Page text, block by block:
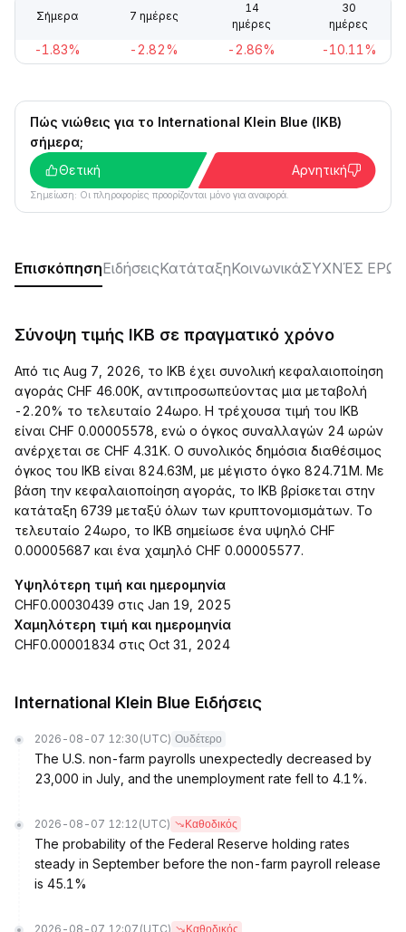
Σήμερα 7 ημέρες
14
ημέρες
30
ημέρες
-1.83% -2.82% -2.86% -10.11%
Πώς νιώθεις για το International Klein Blue (IKB)
σήμερα;
Θετική
Αρνητική
Σημείωση: Οι πληροφορίες προορίζονται μόνο για αναφορά.
ΕπισκόπησηΕιδήσειςΚατάταξηΚοινωνικάΣΥΧΝΈΣ
Σύνοψη τιμής IKB σε πραγματικό χρόνο
Από τις Aug 7, 2026, το IKB έχει συνολική κεφαλαιοποίηση
αγοράς CHF 46.00K, αντιπροσωπεύοντας μια μεταβολή
-2.20% το τελευταίο 24ωρο. Η τρέχουσα τιμή του IKB
είναι CHF 0.00005578, ενώ ο όγκος συναλλαγών 24 ωρών
ανέρχεται σε CHF 4.31K. Ο συνολικός δημόσια διαθέσιμος
όγκος του IKB είναι 824.63M, με μέγιστο όγκο 824.71M. Με
βάση την κεφαλαιοποίηση αγοράς, το IKB βρίσκεται στην
κατάταξη 6739 μεταξύ όλων των κρυπτονομισμάτων. Το
τελευταίο 24ωρο, το IKB σημείωσε ένα υψηλό CHF
0.00005687 και ένα χαμηλό CHF 0.00005577.
Υψηλότερη τιμή και ημερομηνία
CHF0.00030439 στις Jan 19, 2025
Χαμηλότερη τιμή και ημερομηνία
CHF0.00001834 στις Oct 31, 2024
International Klein Blue Ειδήσεις
2026-08-07 12:30 (UTC) Ουδέτερο
The U.S. non-farm payrolls unexpectedly decreased by
23,000 in July, and the unemployment rate fell to 4.1%.
2026-08-07 12:12 (UTC) Καθοδικός
The probability of the Federal Reserve holding rates
steady in September before the non-farm payroll release
is 45.1%
2026-08-07 12:07 (UTC) Καθοδικός